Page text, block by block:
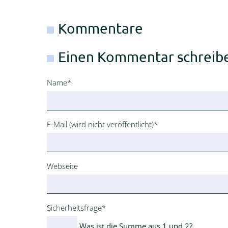
Kommentare
Einen Kommentar
Pflichtfeld
Name*
Pflichtfeld
E-Mail (wird nicht veröffentlicht)*
Webseite
Pflichtfeld
Sicherheitsfrage*
Was ist die Summe aus 1 und 2?